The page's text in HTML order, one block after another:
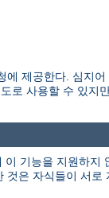
제공한다. 심지
로 사용할 수 있지
기능을 지원하
은 자식들이 서